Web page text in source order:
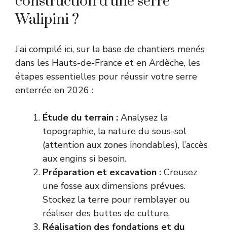
Walipini ?
J’ai compilé ici, sur la base de chantiers menés
dans les Hauts-de-France et en Ardèche, les
étapes essentielles pour réussir votre serre
enterrée en 2026 :
Étude du terrain : Analysez la
topographie, la nature du sous-sol
(attention aux zones inondables), l’accès
aux engins si besoin.
Préparation et excavation : Creusez
une fosse aux dimensions prévues.
Stockez la terre pour remblayer ou
réaliser des buttes de culture.
Réalisation des fondations et du